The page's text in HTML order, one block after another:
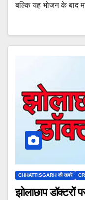
बल्कि यह भोजन के बाद
CHHATTISGARH की खबरें
झोलाछाप डॉक्टरों